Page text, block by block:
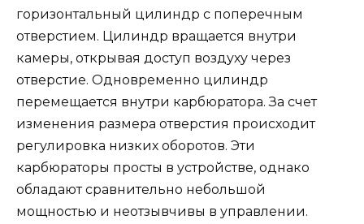
горизонтальный цилиндр с поперечным
отверстием. Цилиндр вращается внутри
камеры, открывая доступ воздуху через
отверстие. Одновременно цилиндр
перемещается внутри карбюратора. За счет
изменения размера отверстия происходит
регулировка низких оборотов. Эти
карбюраторы просты в устройстве, однако
обладают сравнительно небольшой
мощностью и неотзывчивы в управлении.